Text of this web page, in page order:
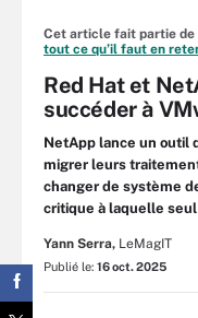
Cet article fait partie de
tout ce qu’il faut en
Red Hat et
succéder à
NetApp lance un outil
migrer leurs
changer de système
critique à laquelle
Yann Serra, LeMagIT
Publié le: 16 oct. 2025